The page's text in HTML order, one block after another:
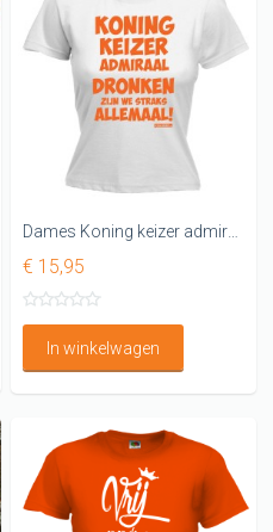
€ 15,95
In winkelwagen